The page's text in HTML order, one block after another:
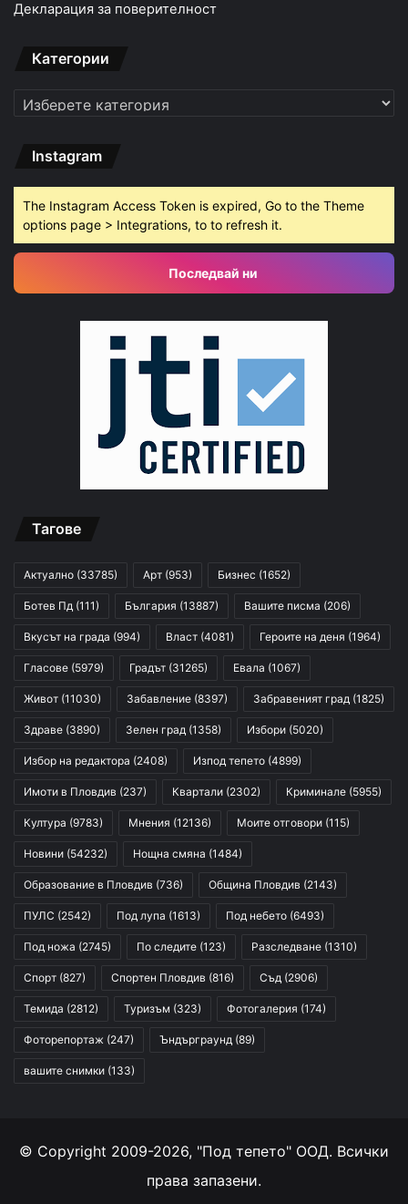
Декларация за поверителност
Категории
Категории
Instagram
The Instagram Access Token is expired, Go to the Theme
options page > Integrations, to to refresh it.
Последвай ни
Тагове
Актуално (33785) Арт (953) Бизнес (1652)
Ботев Пд (111) България (13887) Вашите писма (206)
Вкусът на града (994) Власт (4081) Героите на деня (1964)
Гласове (5979) Градът (31265) Евала (1067)
Живот (11030) Забавление (8397) Забравеният град (1825)
Здраве (3890) Зелен град (1358) Избори (5020)
Избор на редактора (2408) Изпод тепето (4899)
Имоти в Пловдив (237) Квартали (2302) Криминале (5955)
Култура (9783) Мнения (12136) Моите отговори (115)
Новини (54232) Нощна смяна (1484)
Образование в Пловдив (736) Община Пловдив (2143)
ПУЛС (2542) Под лупа (1613) Под небето (6493)
Под ножа (2745) По следите (123) Разследване (1310)
Спорт (827) Спортен Пловдив (816) Съд (2906)
Темида (2812) Туризъм (323) Фотогалерия (174)
Фоторепортаж (247) Ъндърграунд (89)
вашите снимки (133)
© Copyright 2009-2026, "Под тепето" ООД. Всички
права запазени.